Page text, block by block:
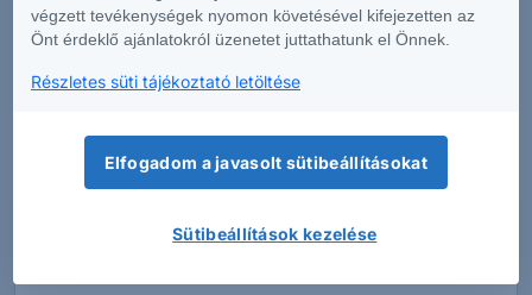
termékekben csak akkor kössenek tranzakciót,
amennyiben meggyőződtek róla, hogy teljes
mértékben tájékozottak az adott termék
Milyen termékkörök információs
végzett tevékenységek nyomon követésével kifejezetten az
Önt érdeklő ajánlatokról üzenetet juttathatunk el Önnek.
Részletes süti tájékoztató letöltése
Elfogadom a javasolt sütibeállításokat
Sütibeállítások kezelése